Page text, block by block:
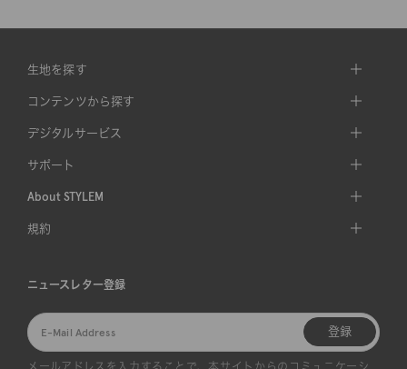
生地を探す
コンテンツから探す
デジタルサービス
サポート
About STYLEM
規約
ニュースレター登録
登録